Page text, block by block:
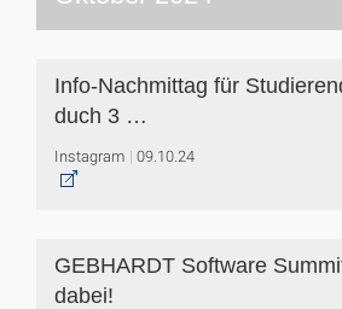
Info-Nachmittag für
duch 3 …
Instagram 09.10.24
GEBHARDT Software
dabei!